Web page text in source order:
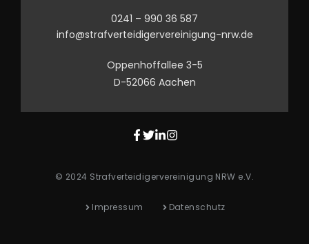
0241 – 990 36 587
info@strafverteidigervereinigung-nrw.de
Oppenhoffallee 3-5
D-52066 Aachen
© 2024 Strafverteidigervereinigung NRW e.V.
Impressum Datenschutz